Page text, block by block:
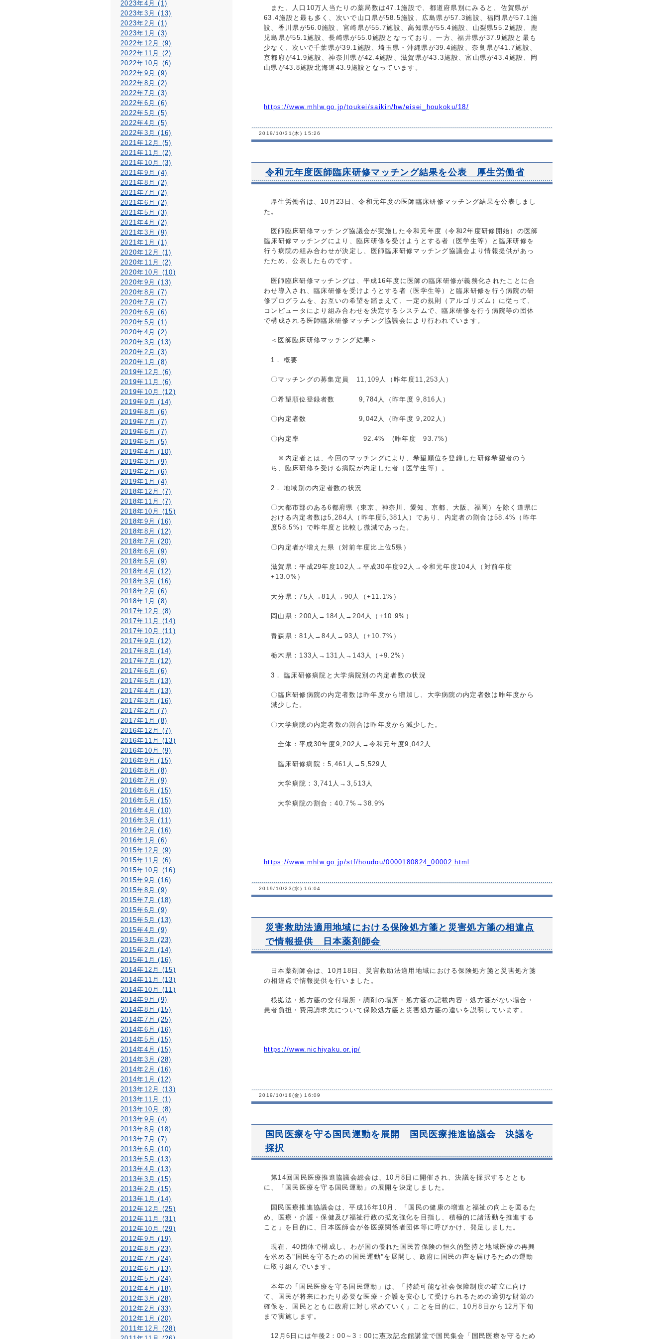
また、人口 10万人当たりの薬局数は47.1施設で、都道府県別にみると、佐賀県が
63.4施設と最も多く、次いで山口県が58.5施設、広島県が57.3施設、福岡県が57.1施
設、香川県が56.0施設、宮崎県が55.7施設、高知県が55.4施設、山梨県55.2施設、鹿
児島県が55.1施設、長崎県が55.0施設となっており、一方、福井県が37.9施設と最も
少なく、次いで千葉県が39.1施設、埼玉県・沖縄県が39.4施設、奈良県が41.7施設、
京都府が41.9施設、神奈川県が42.4施設、滋賀県が43.3施設、富山県が43.4施設、岡
山県が43.8施設北海道 43.9施設となっています。
https://www.mhlw.go.jp/toukei/saikin/hw/eisei_houkoku/18/
2019/10/31(木) 15:26
令和元年度医師臨床研修マッチング結果を公表 厚生労働省
厚生労働省は、 10 月 23 日、令和元年度の医師臨床研修マッチング結果を公表しまし
た。
医師臨床研修マッチング協議会が実施した令和元年度（令和2年度研修開始）の医師
臨床研修マッチングにより、臨床研修を受けようとする者（医学生等）と臨床研修を
行う病院の組み合わせが決定し、医師臨床研修マッチング協議会より情報提供があっ
たため、公表したものです。
医師臨床研修マッチングは、平成 16年度に医師の臨床研修が義務化されたことに合
わせ導入され、臨床研修を受けようとする者（医学生等）と臨床研修を行う病院の研
修プログラムを、お互いの希望を踏まえて、一定の規則（アルゴリズム）に従って、
コンピュータにより組み合わせを決定するシステムで、臨床研修を行う病院等の団体
で構成される医師臨床研修マッチング協議会により行われています。
＜医師臨床研修マッチング結果＞
1． 概要
〇マッチングの募集定員 11,109 人（昨年度11,253 人）
〇希望順位登録者数 9,784 人（昨年度 9,816 人）
〇内定者数 9,042 人（昨年度 9,202 人）
〇内定率 92.4% (昨年度93.7%)
※内定者とは、今回のマッチングにより、希望順位を登録した研修希望者のう
ち、臨床研修を受ける病院が内定した者（医学生等）。
2． 地域別の内定者数の状況
〇大都市部のある6都府県（東京、神奈川、愛知、京都、大阪、福岡）を除く道県に
おける内定者数は5,284 人（昨年度5,381 人）であり、内定者の割合は58.4%
（昨年
度58.5% ）で昨年度と比較し微減であった。
〇内定者が増えた県（対前年度比上位5県）
滋賀県：平成29年度102 人→平成30年度92 人→令和元年度104 人（対前年度
+13.0% ）
大分県：75 人→81 人→ 90 人（ +11.1% ）
岡山県：200 人→ 184 人→204 人（ +10.9% ）
青森県：81 人→84 人→ 93 人（ +10.7% ）
栃木県： 133 人→ 131 人→ 143 人（ +9.2% ）
3． 臨床研修病院と大学病院別の内定者数の状況
〇臨床研修病院の内定者数は昨年度から増加し、大学病院の内定者数は昨年度から
減少した。
〇大学病院の内定者数の割合は昨年度から減少した。
全体：平成30年度9,202 人→令和元年度9,042 人
臨床研修病院：5,461 人→5,529 人
大学病院： 3,741 人→ 3,513 人
大学病院の割合：40.7% →38.9%
https://www.mhlw.go.jp/stf/houdou/0000180824_00002.html
2019/10/23(水) 16:04
災害救助法適用地域における保険処方箋と災害処方箋の相違点
で情報提供 日本薬剤師会
日本薬剤師会は、 10 月 18 日、災害救助法適用地域における保険処方箋と災害処方箋
の相違点で情報提供を行いました。
根拠法・処方箋の交付場所・調剤の場所・処方箋の記載内容・処方箋がない場合・
患者負担・費用請求先について保険処方箋と災害処方箋の違いを説明しています。
https://www.nichiyaku.or.jp/
2019/10/18(金) 16:09
国民医療を守る国民運動を展開 国民医療推進協議会 決議を
採択
第14 回国民医療推進協議会総会は、 10 月8 日に開催され、決議を採択するととも
に、「国民医療を守る国民運動」の展開を決定しました。
国民医療推進協議会は、平成16年10 月、「国民の健康の増進と福祉の向上を図るた
め、医療・介護・保健及び福祉行政の拡充強化を目指し、積極的に諸活動を推進する
こと」を目的に、日本医師会が各医療関係者団体等に呼びかけ、発足しました。
現在、 40 団体で構成し、わが国の優れた国民皆保険の恒久的堅持と地域医療の再興
を求める"国民を守るための国民運動"を展開し、政府に国民の声を届けるための運動
に取り組んでいます。
本年の「国民医療を守る国民運動」は、「持続可能な社会保障制度の確立に向け
て、国民が将来にわたり必要な医療・介護を安心して受けられるための適切な財源の
確保を、国民とともに政府に対し求めていく」ことを目的に、 10 月8 日から 12 月下旬
まで実施します。
12 月 6 日には午後 2 ：00 ～3 ： 00 に憲政記念館講堂で国民集会「国民医療を守るため
2023年4月 (1)
2023年3月 (13)
2023年2月 (1)
2023年1月 (3)
2022年12月 (9)
2022年11月 (2)
2022年10月 (6)
2022年9月 (9)
2022年8月 (2)
2022年7月 (3)
2022年6月 (6)
2022年5月 (5)
2022年4月 (5)
2022年3月 (16)
2021年12月 (5)
2021年11月 (2)
2021年10月 (3)
2021年9月 (4)
2021年8月 (2)
2021年7月 (2)
2021年6月 (2)
2021年5月 (3)
2021年4月 (2)
2021年3月 (9)
2021年1月 (1)
2020年12月 (1)
2020年11月 (2)
2020年10月 (10)
2020年9月 (13)
2020年8月 (7)
2020年7月 (7)
2020年6月 (6)
2020年5月 (1)
2020年4月 (2)
2020年3月 (13)
2020年2月 (3)
2020年1月 (8)
2019年12月 (6)
2019年11月 (6)
2019年10月 (12)
2019年9月 (14)
2019年8月 (6)
2019年7月 (7)
2019年6月 (7)
2019年5月 (5)
2019年4月 (10)
2019年3月 (9)
2019年2月 (6)
2019年1月 (4)
2018年12月 (7)
2018年11月 (7)
2018年10月 (15)
2018年9月 (16)
2018年8月 (12)
2018年7月 (20)
2018年6月 (9)
2018年5月 (9)
2018年4月 (12)
2018年3月 (16)
2018年2月 (6)
2018年1月 (8)
2017年12月 (8)
2017年11月 (14)
2017年10月 (11)
2017年9月 (12)
2017年8月 (14)
2017年7月 (12)
2017年6月 (6)
2017年5月 (13)
2017年4月 (13)
2017年3月 (16)
2017年2月 (7)
2017年1月 (8)
2016年12月 (7)
2016年11月 (13)
2016年10月 (9)
2016年9月 (15)
2016年8月 (8)
2016年7月 (9)
2016年6月 (15)
2016年5月 (15)
2016年4月 (10)
2016年3月 (11)
2016年2月 (16)
2016年1月 (6)
2015年12月 (9)
2015年11月 (6)
2015年10月 (16)
2015年9月 (16)
2015年8月 (9)
2015年7月 (18)
2015年6月 (9)
2015年5月 (13)
2015年4月 (9)
2015年3月 (23)
2015年2月 (14)
2015年1月 (16)
2014年12月 (15)
2014年11月 (13)
2014年10月 (11)
2014年9月 (9)
2014年8月 (15)
2014年7月 (25)
2014年6月 (16)
2014年5月 (15)
2014年4月 (15)
2014年3月 (28)
2014年2月 (16)
2014年1月 (12)
2013年12月 (13)
2013年11月 (1)
2013年10月 (8)
2013年9月 (4)
2013年8月 (18)
2013年7月 (7)
2013年6月 (10)
2013年5月 (13)
2013年4月 (13)
2013年3月 (15)
2013年2月 (15)
2013年1月 (14)
2012年12月 (25)
2012年11月 (31)
2012年10月 (29)
2012年9月 (19)
2012年8月 (23)
2012年7月 (24)
2012年6月 (13)
2012年5月 (24)
2012年4月 (18)
2012年3月 (28)
2012年2月 (33)
2012年1月 (20)
2011年12月 (28)